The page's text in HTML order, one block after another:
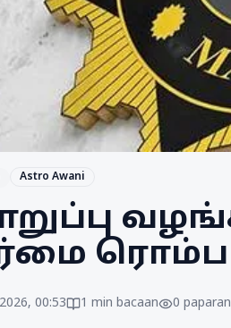
Astro Awani
ரொம்ப
00:53 1 min bacaan 0 paparan